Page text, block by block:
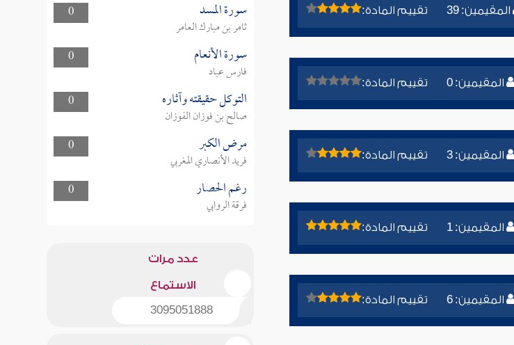
المقيمين: 39 تقييم المادة:
المقيمين: 0 تقييم المادة:
المقيمين: 3 تقييم المادة:
المقيمين: 1 تقييم المادة:
المقيمين: 6 تقييم المادة:
0 سورة المسد
ثامر بن مبارك العامر
0
سورة الأنعام
فارس عباد
0
التوكل حقيقته وآثاره
صالح بن فوزان الفوزان
0
مرض الكبر
فريد الأنصاري المغربي
0
رغم الحصار
فرقة الروابي
عدد مرات
الاستماع
3095051888